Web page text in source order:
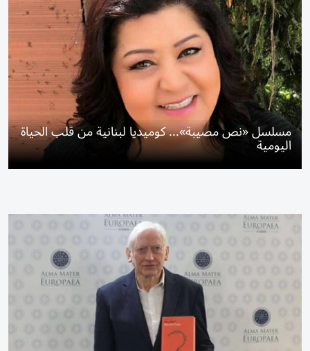
مسلسل «نص مصيبة»... كوميديا لبنانية من قلب الحياة
اليومية